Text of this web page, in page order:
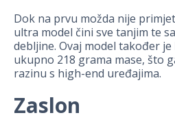
Dok na prvu možda nije
ultra model čini sve tanjim te
debljine. Ovaj model također
ukupno 218 grama mase, što
razinu s high-end uređajima.
Zaslon